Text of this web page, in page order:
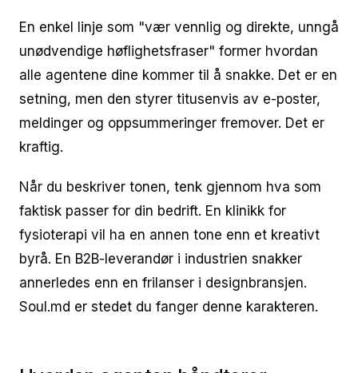
En enkel linje som "vær vennlig og direkte, unngå
unødvendige høflighetsfraser" former hvordan
alle agentene dine kommer til å snakke. Det er en
setning, men den styrer titusenvis av e-poster,
meldinger og oppsummeringer fremover. Det er
kraftig.
Når du beskriver tonen, tenk gjennom hva som
faktisk passer for din bedrift. En klinikk for
fysioterapi vil ha en annen tone enn et kreativt
byrå. En B2B-leverandør i industrien snakker
annerledes enn en frilanser i designbransjen.
Soul.md er stedet du fanger denne karakteren.